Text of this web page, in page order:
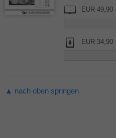
EUR 49,90
EUR 34,90
▲ nach oben springen